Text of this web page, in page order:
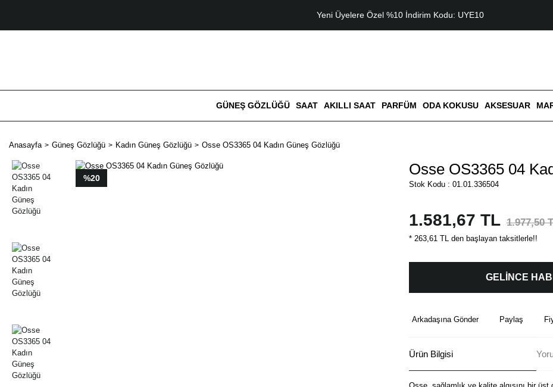
Yeni Üyelere Özel %10 İndirim Kodu: UYE10
GÜNEŞ GÖZLÜĞÜ SAAT AKILLI SAAT PARFÜM ODA KOKUSU AKSESUAR
Anasayfa Güneş Gözlüğü Kadın Güneş Gözlüğü Osse OS3365 04 Kadın Güneş Gözlüğü
%20 Osse OS3365 04
Stok Kodu : 01.01.336504
1.581,67 TL 1.977,50
* 263,61 TL den başlayan taksitlerle!!
GELİNCE
Arkadaşına Gönder Paylaş
Ürün Bilgisi